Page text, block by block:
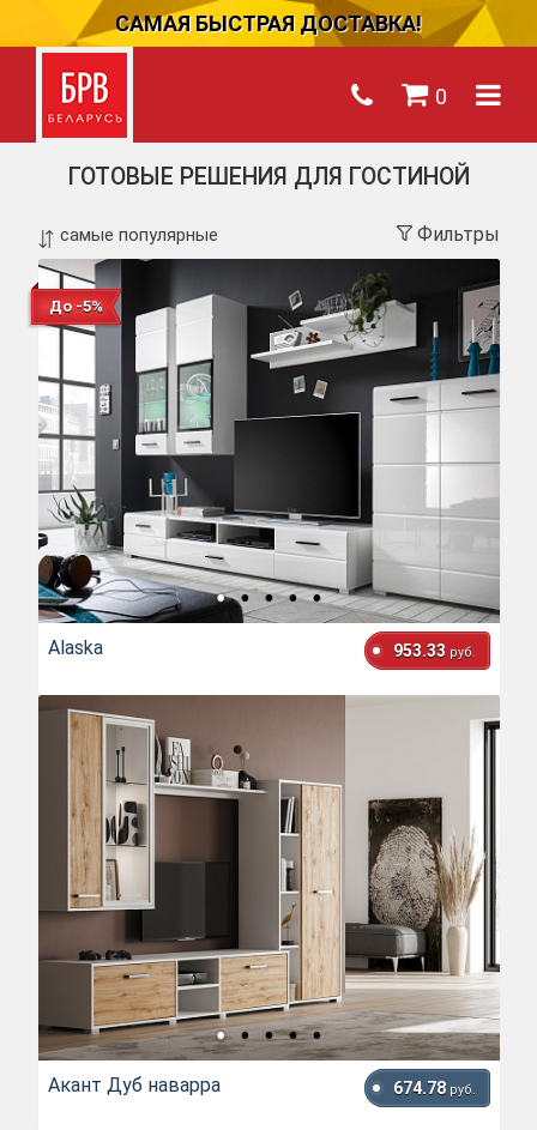
САМАЯ БЫСТРАЯ ДОСТАВКА!
0
ГОТОВЫЕ РЕШЕНИЯ ДЛЯ ГОСТИНОЙ
Фильтры
До -5%
Alaska 953.33 руб.
Акант Дуб наварра 674.78 руб.